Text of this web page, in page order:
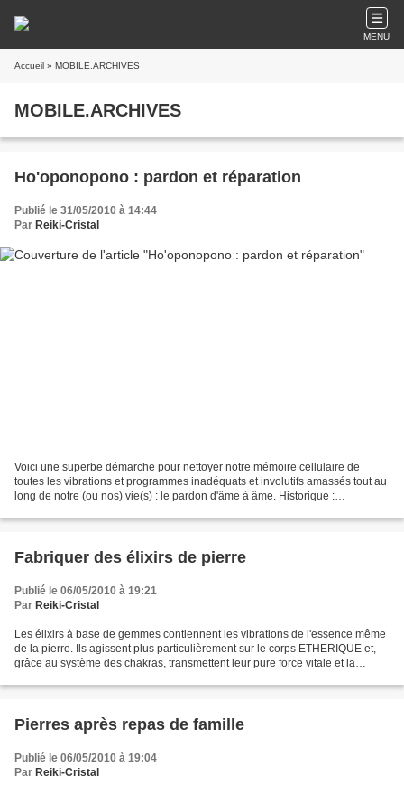
MENU
Accueil » MOBILE.ARCHIVES
MOBILE.ARCHIVES
Ho'oponopono : pardon et réparation
Publié le 31/05/2010 à 14:44
Par Reiki-Cristal
Voici une superbe démarche pour nettoyer notre mémoire cellulaire de
toutes les vibrations et programmes inadéquats et involutifs amassés tout au
long de notre (ou nos) vie(s) : le pardon d'âme à âme. Historique :
Fabriquer des élixirs de pierre
Publié le 06/05/2010 à 19:21
Par Reiki-Cristal
Les élixirs à base de gemmes contiennent les vibrations de l'essence même
de la pierre. Ils agissent plus particulièrement sur le corps ETHERIQUE et,
grâce au système des chakras, transmettent leur pure force vitale et la
Pierres après repas de famille
Publié le 06/05/2010 à 19:04
Par Reiki-Cristal